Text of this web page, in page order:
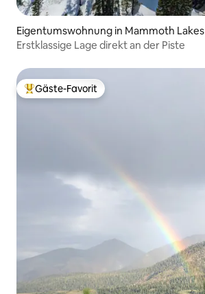
Eigentumswohnung in Mammoth Lakes
Erstklassige Lage direkt an der Piste
Beliebter Gäste-Favorit.
Gäste-Favorit